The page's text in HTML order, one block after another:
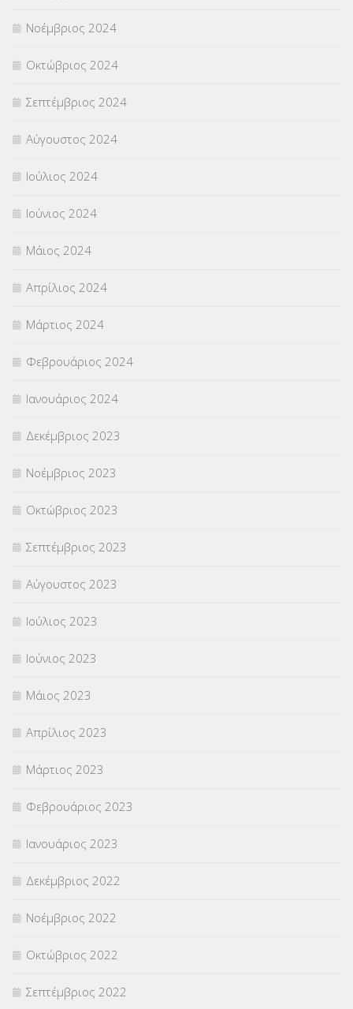
Νοέμβριος 2024
Οκτώβριος 2024
Σεπτέμβριος 2024
Αύγουστος 2024
Ιούλιος 2024
Ιούνιος 2024
Μάιος 2024
Απρίλιος 2024
Μάρτιος 2024
Φεβρουάριος 2024
Ιανουάριος 2024
Δεκέμβριος 2023
Νοέμβριος 2023
Οκτώβριος 2023
Σεπτέμβριος 2023
Αύγουστος 2023
Ιούλιος 2023
Ιούνιος 2023
Μάιος 2023
Απρίλιος 2023
Μάρτιος 2023
Φεβρουάριος 2023
Ιανουάριος 2023
Δεκέμβριος 2022
Νοέμβριος 2022
Οκτώβριος 2022
Σεπτέμβριος 2022